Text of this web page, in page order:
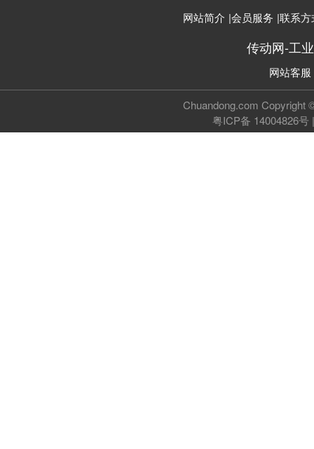
网站简介 |会员服务 |联系方
传动网-工
网站客服
Chuandong.com Copyright
粤ICP备 14004826号